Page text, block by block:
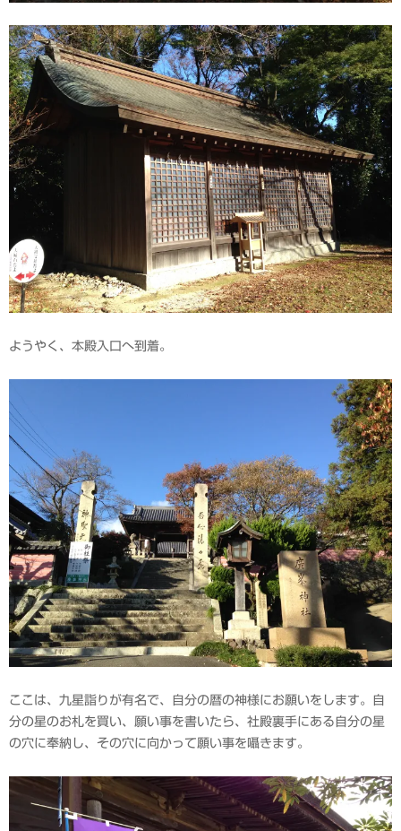
ようやく、本殿入口へ到着。
ここは、九星詣りが有名で、自分の暦の神様にお願いをします。自
分の星のお札を買い、願い事を書いたら、社殿裏手にある自分の星
の穴に奉納し、その穴に向かって願い事を囁きます。